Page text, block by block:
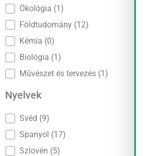
Ökológia (1)
Földtudomány (12)
Kémia (0)
Biológia (1)
Művészet és tervezés (1)
Nyelvek
Nyelvek
Svéd (9)
Spanyol (17)
Szlovén (5)